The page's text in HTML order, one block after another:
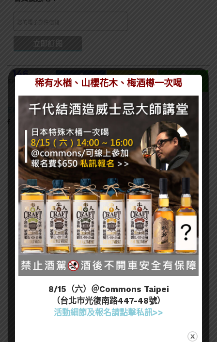
146
SHARES
EDITOR
熱門文章
[誠實酒記] 和庵清酒舖 – 世界唎酒師冠軍駐店 高
CP值清酒吧（台北市中山區）
三得利六Roku琴酒旬系列「柚子雪見」限量登
場！首款罐裝Gin Soda 10月同步上市
美國正式恢復蘇格蘭威士忌零關稅！烈酒產業再次
迎來重磅利多
稀有水楢、山櫻花木、梅酒樽一次喝
8/15（六）＠Commons Taipei
（台北市光復南路447-48號）
活動細節及報名請點擊私訊>>